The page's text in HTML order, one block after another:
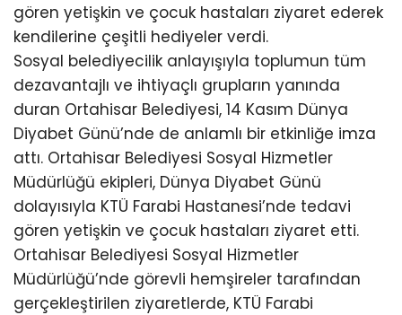
gören yetişkin ve çocuk hastaları ziyaret ederek
kendilerine çeşitli hediyeler verdi.
Sosyal belediyecilik anlayışıyla toplumun tüm
dezavantajlı ve ihtiyaçlı grupların yanında
duran Ortahisar Belediyesi, 14 Kasım Dünya
Diyabet Günü’nde de anlamlı bir etkinliğe imza
attı. Ortahisar Belediyesi Sosyal Hizmetler
Müdürlüğü ekipleri, Dünya Diyabet Günü
dolayısıyla KTÜ Farabi Hastanesi’nde tedavi
gören yetişkin ve çocuk hastaları ziyaret etti.
Ortahisar Belediyesi Sosyal Hizmetler
Müdürlüğü’nde görevli hemşireler tarafından
gerçekleştirilen ziyaretlerde, KTÜ Farabi